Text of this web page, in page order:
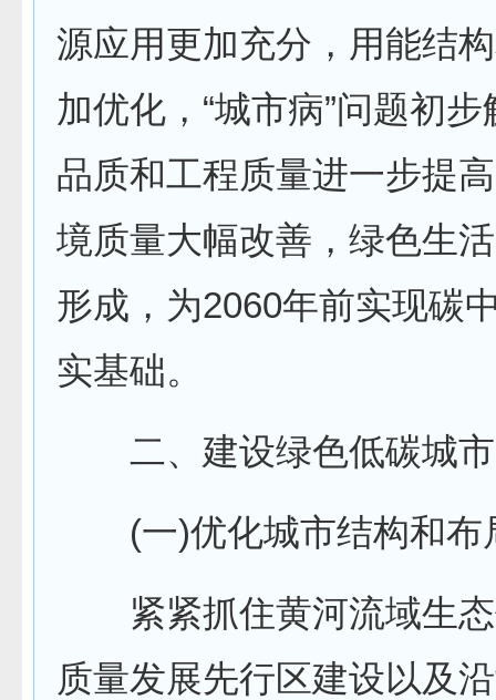
源应用更加充分，用能结
加优化，“城市病”问题初
品质和工程质量进一步提
境质量大幅改善，绿色生
形成，为2060年前实现碳
实基础。
二、建设绿色低碳城市
(一)优化城市结构和布
紧紧抓住黄河流域生态
质量发展先行区建设以及